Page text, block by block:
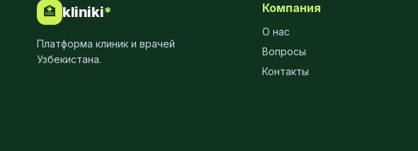
МРТ
Ортопедия
🏥 kliniki*
Платформа клиник и врачей
Узбекистана.
Компания
О нас
Вопросы
Контакты